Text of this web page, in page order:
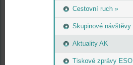
Cestovní ruch »
Skupinové návštěvy
Aktuality AK
Tiskové zprávy ESO